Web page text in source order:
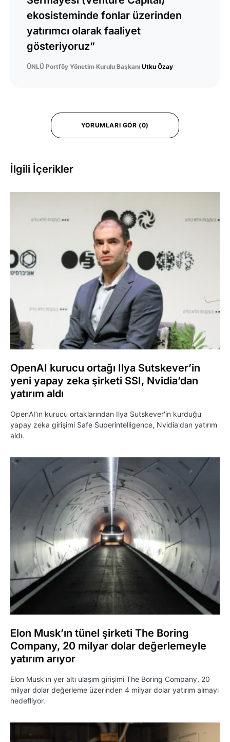
ekosisteminde fonlar üzerinden
yatırımcı olarak faaliyet
gösteriyoruz”
ÜNLÜ Portföy Yönetim Kurulu Başkanı Utku Özay
YORUMLARI GÖR (0)
İlgili İçerikler
OpenAI kurucu ortağı Ilya Sutskever’in
yeni yapay zeka şirketi SSI, Nvidia’dan
yatırım aldı
OpenAI'ın kurucu ortaklarından Ilya Sutskever'in kurduğu
yapay zeka girişimi Safe Superintelligence, Nvidia'dan yatırım
aldı.
Elon Musk’ın tünel şirketi The Boring
Company, 20 milyar dolar değerlemeyle
yatırım arıyor
Elon Musk'ın yer altı ulaşım girişimi The Boring Company, 20
milyar dolar değerleme üzerinden 4 milyar dolar yatırım almayı
hedefliyor.